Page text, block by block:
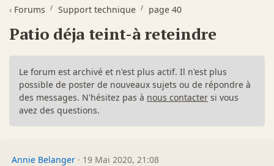
‹ Forums Support technique page 40
Patio déja teint-à reteindre
Le forum est archivé et n'est plus actif. Il n'est plus
possible de poster de nouveaux sujets ou de répondre à
des messages. N'hésitez pas à nous contacter si vous
avez des questions.
Annie Belanger · 19 Mai 2020, 21:08